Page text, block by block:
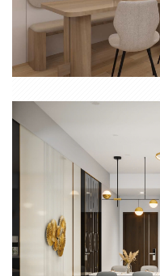
THI CÔNG NỘI THẤT